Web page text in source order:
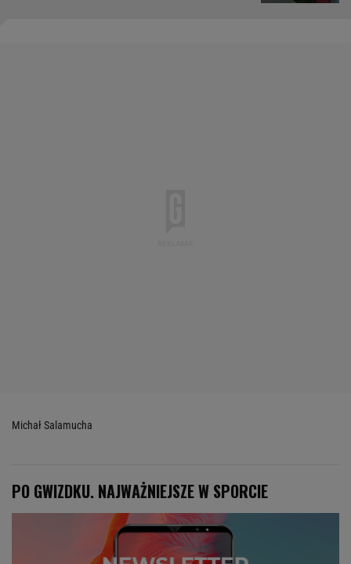
Michał Salamucha